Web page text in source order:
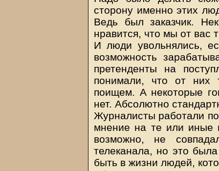
сторону именно этих
Ведь был заказчик.
нравится, что мы от вас
И люди увольнялись,
возможность
претенденты на
понимали, что от них
поищем. А некоторые
нет. Абсолютно
Журналисты работали
мнение на те или иные
возможно, не
телеканала, но это
быть в жизни людей,